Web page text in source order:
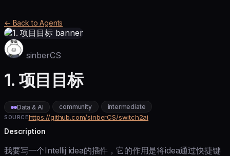
← Back to Agents
sinberCS
1. 项目目标
Data & AI community intermediate
SOURCEhttps://github.com/sinberCS/switch2ai
Description
我要写一个Intellij idea的插件，它的作用是将idea通过快捷键